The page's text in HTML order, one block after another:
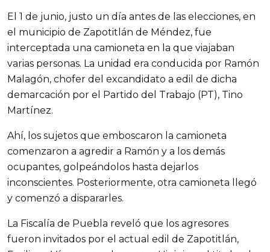
El 1 de junio, justo un día antes de las elecciones, en
el municipio de Zapotitlán de Méndez, fue
interceptada una camioneta en la que viajaban
varias personas. La unidad era conducida por Ramón
Malagón, chofer del excandidato a edil de dicha
demarcación por el Partido del Trabajo (PT), Tino
Martínez.
Ahí, los sujetos que emboscaron la camioneta
comenzaron a agredir a Ramón y a los demás
ocupantes, golpeándolos hasta dejarlos
inconscientes. Posteriormente, otra camioneta llegó
y comenzó a dispararles.
La Fiscalía de Puebla reveló que los agresores
fueron invitados por el actual edil de Zapotitlán,